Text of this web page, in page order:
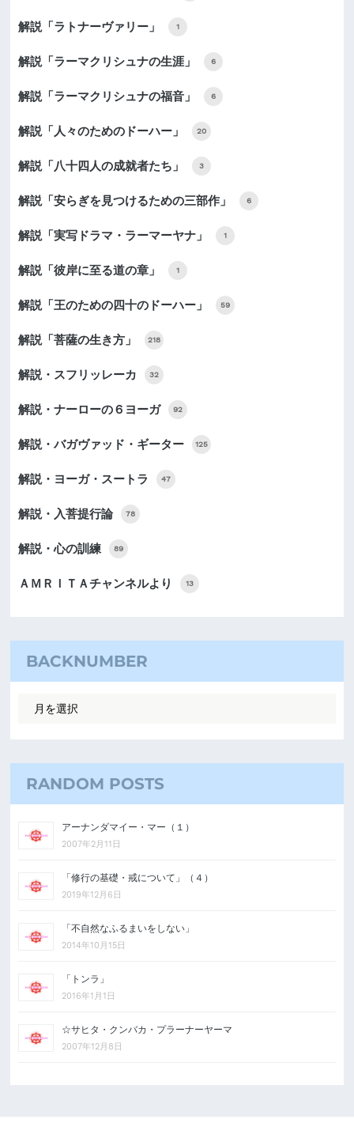
解説「ラトナーヴァリー」 1
解説「ラーマクリシュナの生涯」 6
解説「ラーマクリシュナの福音」 6
解説「人々のためのドーハー」 20
解説「八十四人の成就者たち」 3
解説「安らぎを見つけるための三部作」 6
解説「実写ドラマ・ラーマーヤナ」 1
解説「彼岸に至る道の章」 1
解説「王のための四十のドーハー」 59
解説「菩薩の生き方」 218
解説・スフリッレーカ 32
解説・ナーローの６ヨーガ 92
解説・バガヴァッド・ギーター 125
解説・ヨーガ・スートラ 47
解説・入菩提行論 78
解説・心の訓練 89
ＡＭＲＩＴＡチャンネルより 13
BACKNUMBER
RANDOM POSTS
アーナンダマイー・マー（１）
2007年2月11日
「修行の基礎・戒について」（４）
2019年12月6日
「不自然なふるまいをしない」
2014年10月15日
「トンラ」
2016年1月1日
☆サヒタ・クンバカ・プラーナーヤーマ
2007年12月8日